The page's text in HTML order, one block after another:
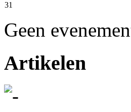
31
Geen
Artikelen